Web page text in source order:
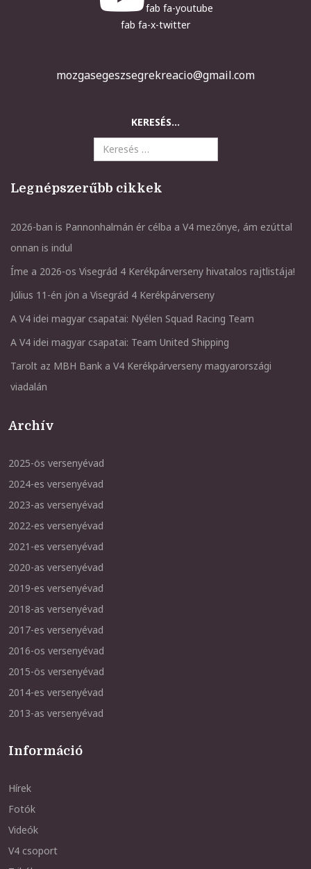
fab fa-youtube
fab fa-x-twitter
mozgasegeszsegrekreacio@gmail.com
KERESÉS...
Legnépszerűbb cikkek
2026-ban is Pannonhalmán ér célba a V4 mezőnye, ám ezúttal
onnan is indul
Íme a 2026-os Visegrád 4 Kerékpárverseny hivatalos rajtlistája!
Július 11-én jön a Visegrád 4 Kerékpárverseny
A V4 idei magyar csapatai: Nyélen Squad Racing Team
A V4 idei magyar csapatai: Team United Shipping
Tarolt az MBH Bank a V4 Kerékpárverseny magyarországi
viadalán
Archív
2025-ös versenyévad
2024-es versenyévad
2023-as versenyévad
2022-es versenyévad
2021-es versenyévad
2020-as versenyévad
2019-es versenyévad
2018-as versenyévad
2017-es versenyévad
2016-os versenyévad
2015-ös versenyévad
2014-es versenyévad
2013-as versenyévad
Információ
Hírek
Fotók
Videók
V4 csoport